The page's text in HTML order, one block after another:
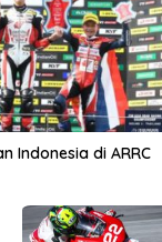
Indonesia di ARRC